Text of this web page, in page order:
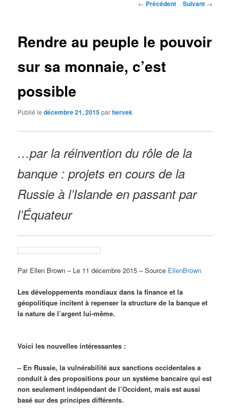
Navigation
← Précédent Suivant →
Rendre au peuple le pouvoir
sur sa monnaie, c’est
possible
Publié ledécembre 21, 2015parhervek
…par la réinvention du rôle de la
banque : projets en cours de la
Russie à l’Islande en passant par
l’Équateur
Par Ellen Brown – Le 11 décembre 2015 – Source EllenBrown
Les développements mondiaux dans la finance et la
géopolitique incitent à repenser la structure de la banque et
la nature de l’argent lui-même.
Voici les nouvelles intéressantes :
– En Russie, la vulnérabilité aux sanctions occidentales a
conduit à des propositions pour un système bancaire qui est
non seulement indépendant de l’Occident, mais est aussi
basé sur des principes différents.